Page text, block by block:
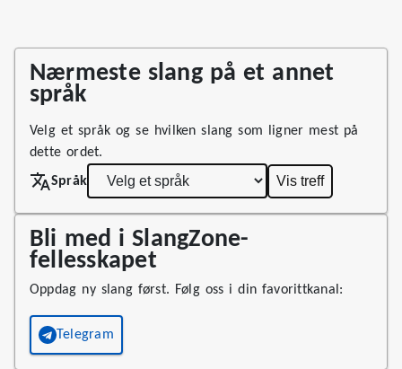
Nærmeste slang på et annet
språk
Velg et språk og se hvilken slang som ligner mest på
dette ordet.
Språk
Vis treff
Bli med i SlangZone-
fellesskapet
Oppdag ny slang først. Følg oss i din favorittkanal:
Telegram